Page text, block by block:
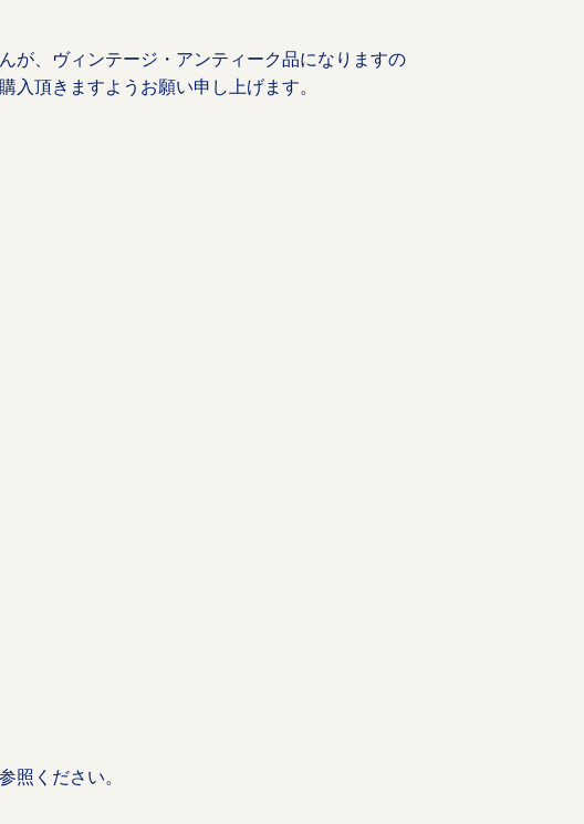
が、ヴィンテージ・アンティーク品になりますの
入頂きますようお願い申し上げます。
照ください。